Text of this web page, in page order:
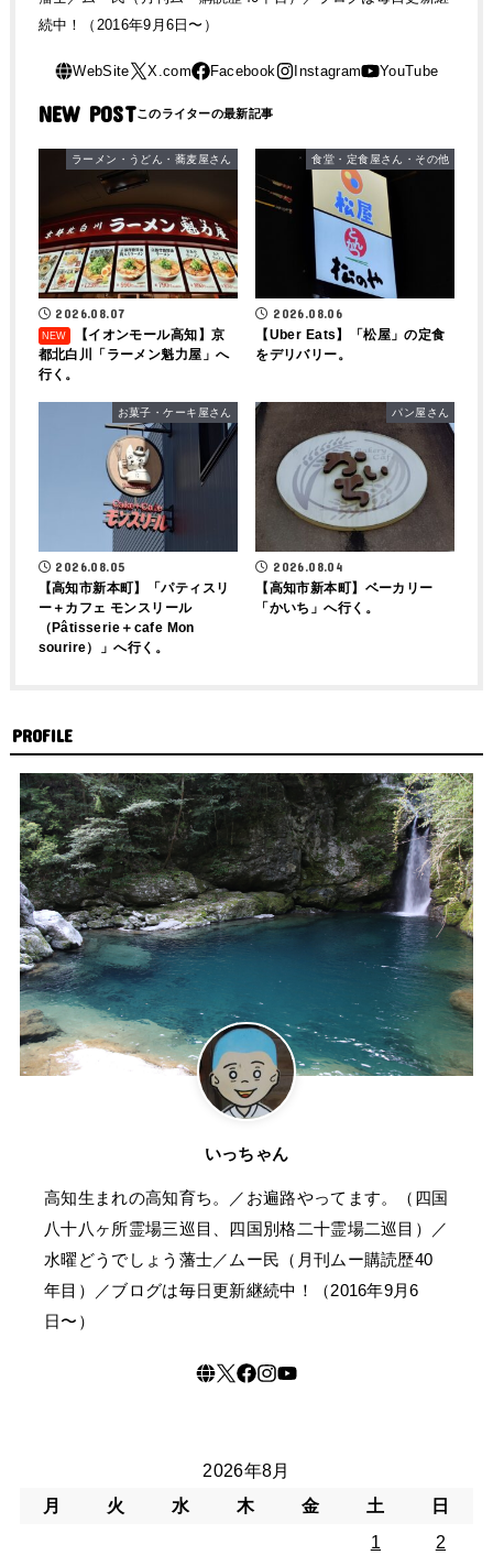
続中！（2016年9月6日〜）
NEW POST
ラーメン・うどん・蕎麦屋さん
2026.08.07
【イオンモール高知】京
都北白川「ラーメン魁力屋」へ
行く。
食堂・定食屋さん・その他
2026.08.06
【Uber Eats】「松屋」の定食
をデリバリー。
お菓子・ケーキ屋さん
2026.08.05
【高知市新本町】「パティスリ
ー＋カフェ モンスリール
（Pâtisserie＋cafe Mon
sourire）」へ行く。
パン屋さん
2026.08.04
【高知市新本町】ベーカリー
「かいち」へ行く。
PROFILE
いっちゃん
高知生まれの高知育ち。／お遍路やってます。（四国
八十八ヶ所霊場三巡目、四国別格二十霊場二巡目）／
水曜どうでしょう藩士／ムー民（月刊ムー購読歴40
年目）／ブログは毎日更新継続中！（2016年9月6
日〜）
2026年8月
月
火 水 木 金 土
日
1
2